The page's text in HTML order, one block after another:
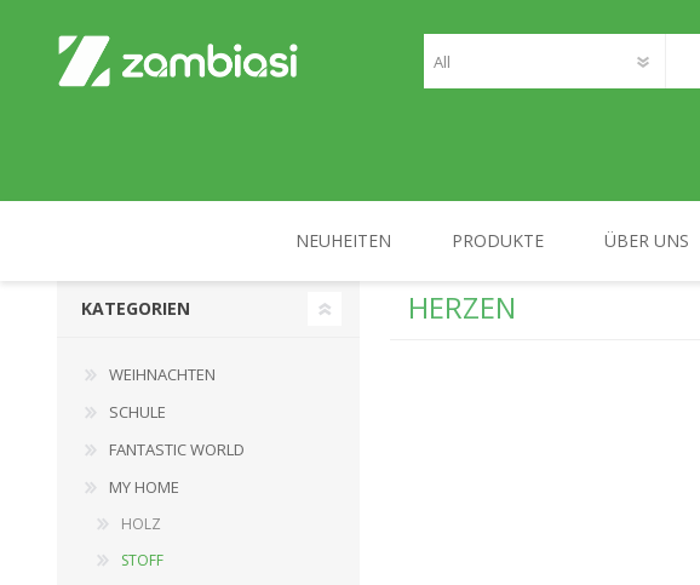
NEUHEITEN PRODUKTE ÜBER UNS
HERZEN
KATEGORIEN
WEIHNACHTEN
SCHULE
FANTASTIC WORLD
MY HOME
HOLZ
STOFF